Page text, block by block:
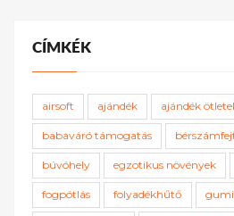
CÍMKÉK
airsoft ajándék ajándék
babaváró támogatás
búvóhely egzotikus növények
fogpótlás folyadékhűtő